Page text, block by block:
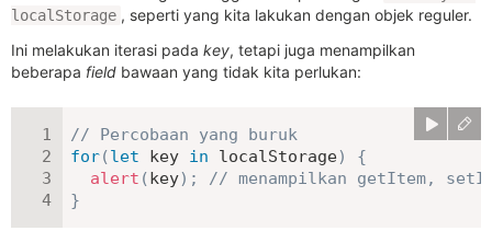
localStorage , seperti yang kita lakukan dengan objek reguler.
Ini melakukan iterasi pada key, tetapi juga menampilkan
beberapa field bawaan yang tidak kita perlukan:
// Percobaan yang buruk
for(let key in localStorage)
{
alert (key) ;
// menampilkan getItem,
}